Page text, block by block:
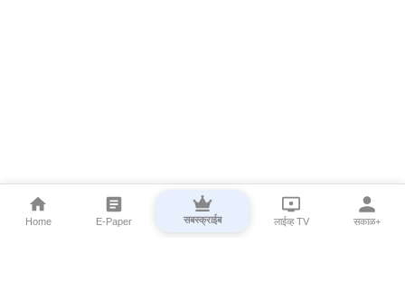
Home E-Paper सबस्क्राईब लाईव्ह TV सकाळ+